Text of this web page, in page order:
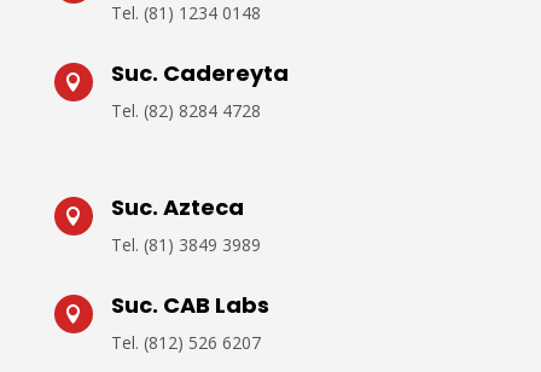
Tel. (81) 1234 0148
 Suc. Cadereyta
Tel. (82) 8284 4728
 Suc. Azteca
Tel. (81) 3849 3989
 Suc. CAB Labs
Tel. (812) 526 6207